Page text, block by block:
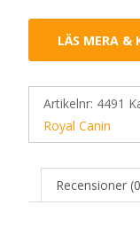
LÄS MERA &
Artikelnr: 4491
Royal Canin
Recensioner